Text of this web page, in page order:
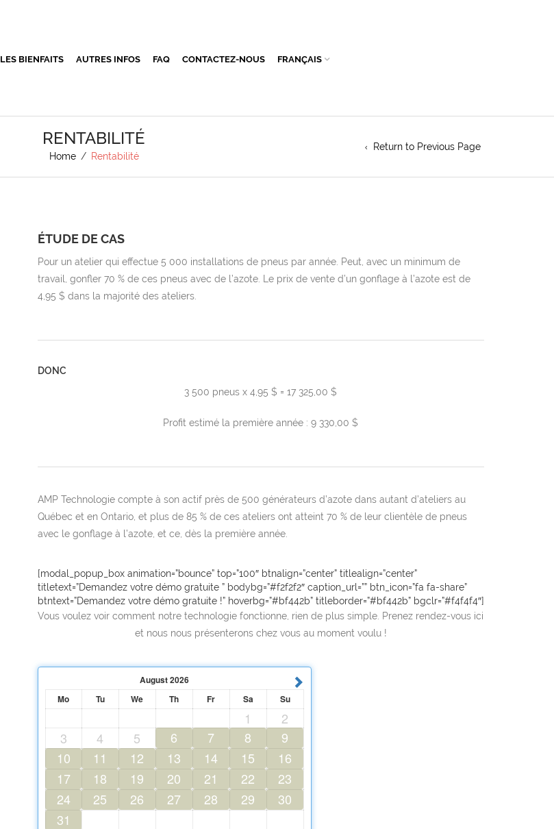
LES BIENFAITS AUTRES INFOS FAQ CONTACTEZ-NOUS FRANÇAIS
RENTABILITÉ
Home / Rentabilité
Return to Previous Page
ÉTUDE DE CAS
Pour un atelier qui effectue 5 000 installations de pneus par année. Peut, avec un minimum de
travail, gonfler 70 % de ces pneus avec de l’azote. Le prix de vente d’un gonflage à l’azote est de
4,95 $ dans la majorité des ateliers.
DONC
3 500 pneus x 4,95 $ = 17 325,00 $
Profit estimé la première année : 9 330,00 $
AMP Technologie compte à son actif près de 500 générateurs d’azote dans autant d’ateliers au
Québec et en Ontario, et plus de 85 % de ces ateliers ont atteint 70 % de leur clientèle de pneus
avec le gonflage à l’azote, et ce, dès la première année.
[modal_popup_box animation=”bounce” top=”100″ btnalign=”center” titlealign=”center”
titletext=”Demandez votre démo gratuite ” bodybg=”#f2f2f2″ caption_url=”” btn_icon=”fa fa-share”
btntext=”Demandez votre démo gratuite !” hoverbg=”#bf442b” titleborder=”#bf442b” bgclr=”#f4f4f4″]
Vous voulez voir comment notre technologie fonctionne, rien de plus simple. Prenez rendez-vous ici
et nous nous présenterons chez vous au moment voulu !
August2026
Mo
Tu We Th Fr Sa Su
1
2
3
4 5 6 7 8
9
10
11 12 13 14 15
16
17
18 19 20 21 22
23
24
25 26 27 28 29
30
31